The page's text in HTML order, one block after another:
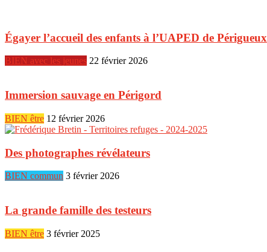
Égayer l’accueil des enfants à l’UAPED de Périgueux
BIEN avec les jeunes 22 février 2026
Immersion sauvage en Périgord
BIEN être 12 février 2026
Des photographes révélateurs
BIEN commun 3 février 2026
La grande famille des testeurs
BIEN être 3 février 2025